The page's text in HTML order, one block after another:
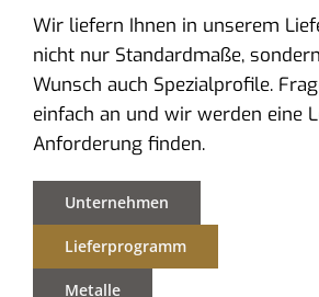
Wir liefern Ihnen in unserem
nicht nur Standardmaße,
Wunsch auch Spezialprofile.
einfach an und wir werden eine
Anforderung finden.
Unternehmen
Lieferprogramm
Metalle